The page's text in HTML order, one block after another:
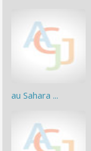
au Sahara ...